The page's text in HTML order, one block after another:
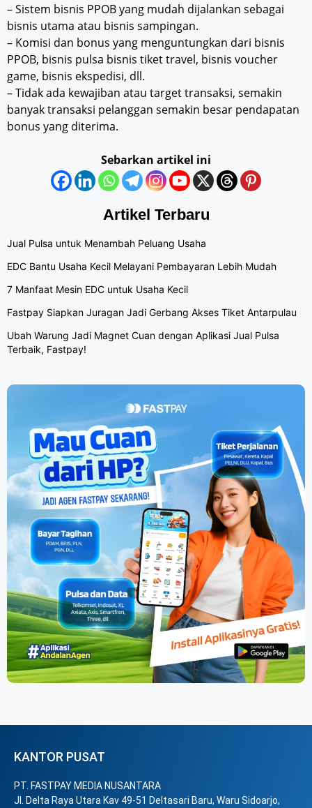
– Sistem bisnis PPOB yang mudah dijalankan sebagai
bisnis utama atau bisnis sampingan.
– Komisi dan bonus yang menguntungkan dari bisnis
PPOB, bisnis pulsa bisnis tiket travel, bisnis voucher
game, bisnis ekspedisi, dll.
– Tidak ada kewajiban atau target transaksi, semakin
banyak transaksi pelanggan semakin besar pendapatan
bonus yang diterima.
Sebarkan artikel ini
Artikel Terbaru
Jual Pulsa untuk Menambah Peluang Usaha
EDC Bantu Usaha Kecil Melayani Pembayaran Lebih Mudah
7 Manfaat Mesin EDC untuk Usaha Kecil
Fastpay Siapkan Juragan Jadi Gerbang Akses Tiket Antarpulau
Ubah Warung Jadi Magnet Cuan dengan Aplikasi Jual Pulsa
Terbaik, Fastpay!
KANTOR PUSAT
PT. FASTPAY MEDIA NUSANTARA
Jl. Delta Raya Utara Kav 49-51 Deltasari Baru, Waru Sidoarjo,